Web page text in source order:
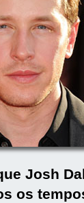
Josh
os